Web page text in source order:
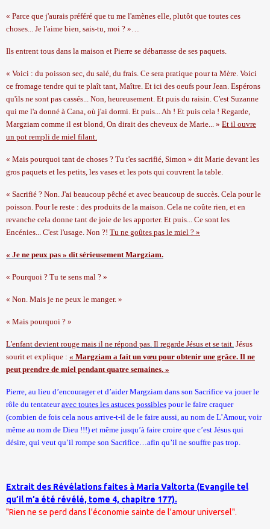
« Parce que j'aurais préféré que tu me l'amènes elle, plutôt que toutes ces
choses... Je l'aime bien, sais-tu, moi ? »…
Ils entrent tous dans la maison et Pierre se débarrasse de ses paquets.
« Voici : du poisson sec, du salé, du frais. Ce sera pratique pour ta Mère. Voici
ce fromage tendre qui te plaît tant, Maître. Et ici des oeufs pour Jean. Espérons
qu'ils ne sont pas cassés... Non, heureusement. Et puis du raisin. C'est Suzanne
qui me l'a donné à Cana, où j'ai dormi. Et puis... Ah ! Et puis cela ! Regarde,
Margziam comme il est blond, On dirait des cheveux de Marie... » Et il ouvre
un pot rempli de miel filant.
« Mais pourquoi tant de choses ? Tu t'es sacrifié, Simon » dit Marie devant les
gros paquets et les petits, les vases et les pots qui couvrent la table.
« Sacrifié ? Non. J'ai beaucoup pêché et avec beaucoup de succès. Cela pour le
poisson. Pour le reste : des produits de la maison. Cela ne coûte rien, et en
revanche cela donne tant de joie de les apporter. Et puis... Ce sont les
Encénies... C'est l'usage. Non ?! Tu ne goûtes pas le miel ? »
« Je ne peux pas » dit sérieusement Margziam.
« Pourquoi ? Tu te sens mal ? »
« Non. Mais je ne peux le manger. »
« Mais pourquoi ? »
L'enfant devient rouge mais il ne répond pas. Il regarde Jésus et se tait. Jésus
sourit et explique : « Margziam a fait un vœu pour obtenir une grâce. Il ne
peut prendre de miel pendant quatre semaines. »
Pierre, au lieu d’encourager et d’aider Margziam dans son Sacrifice va jouer le
rôle du tentateuravec toutes les astuces possibles pour le faire craquer
(combien de fois cela nous arrive-t-il de le faire aussi, au nom de L’Amour, voir
même au nom de Dieu !!!) et même jusqu’à faire croire que c’est Jésus qui
désire, qui veut qu’il rompe son Sacrifice…afin qu’il ne souffre pas trop.
Extrait des Révélations faites à Maria Valtorta (Evangile tel
qu’il m’a été révélé, tome 4, chapitre 177).
"Rien ne se perd dans l'économie sainte de l'amour universel".